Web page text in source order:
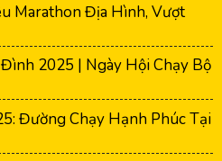
Marathon Địa Hình, Vượt
2025 | Ngày Hội Chạy Bộ
Đường Chạy Hạnh Phúc Tại